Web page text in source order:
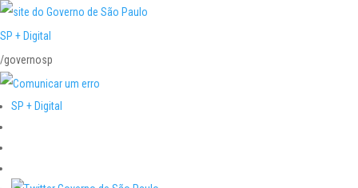
SP + Digital
/governosp
SP + Digital